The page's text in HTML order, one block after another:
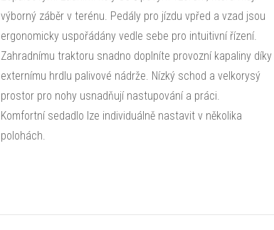
výborný záběr v terénu. Pedály pro jízdu vpřed a vzad jsou
ergonomicky uspořádány vedle sebe pro intuitivní řízení.
Zahradnímu traktoru snadno doplníte provozní kapaliny díky
externímu hrdlu palivové nádrže. Nízký schod a velkorysý
prostor pro nohy usnadňují nastupování a práci.
Komfortní sedadlo lze individuálně nastavit v několika
polohách.